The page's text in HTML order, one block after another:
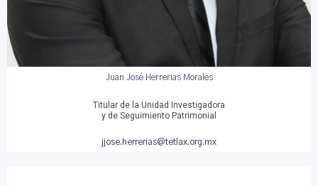
Juan José Herrerias Morales
Titular de la Unidad Investigadora
y de Seguimiento Patrimonial
jjose.herrerias@tetlax.org.mx